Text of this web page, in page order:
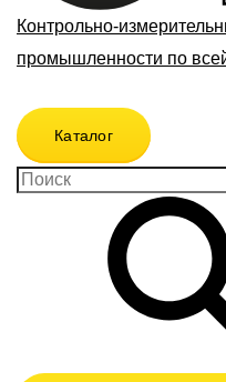
Контрольно-
промышленности по
Каталог